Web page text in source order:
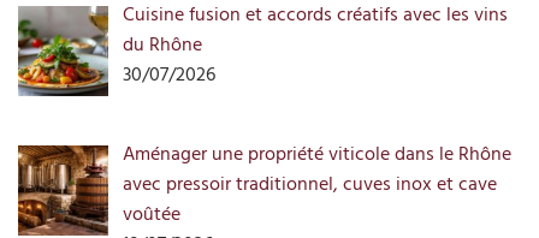
Cuisine fusion et accords créatifs avec les vins
du Rhône
30/07/2026
Aménager une propriété viticole dans le Rhône
avec pressoir traditionnel, cuves inox et cave
voûtée